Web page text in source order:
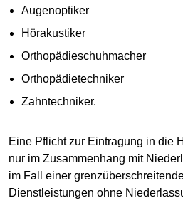
Augenoptiker
Hörakustiker
Orthopädieschuhmacher
Orthopädietechniker
Zahntechniker.
Eine Pflicht zur Eintragung in die
nur im Zusammenhang mit
im Fall einer
Dienstleistungen ohne